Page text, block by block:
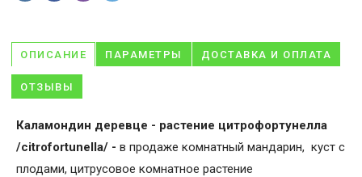
ОПИСАНИЕ ПАРАМЕТРЫ ДОСТАВКА И ОПЛАТА
ОТЗЫВЫ
Каламондин деревце - растение цитрофортунелла
/citrofortunella/ - в продаже комнатный мандарин, куст с
плодами, цитрусовое комнатное растение